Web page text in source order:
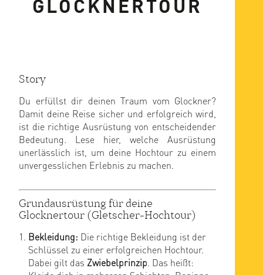
GLOCKNERTOUR
Story
Du erfüllst dir deinen Traum vom Glockner?
Damit deine Reise sicher und erfolgreich wird,
ist die richtige Ausrüstung von entscheidender
Bedeutung. Lese hier, welche Ausrüstung
unerlässlich ist, um deine Hochtour zu einem
unvergesslichen Erlebnis zu machen.
Grundausrüstung für deine
Glocknertour (Gletscher-Hochtour)
Bekleidung: Die richtige Bekleidung ist der
Schlüssel zu einer erfolgreichen Hochtour.
Dabei gilt das Zwiebelprinzip. Das heißt: